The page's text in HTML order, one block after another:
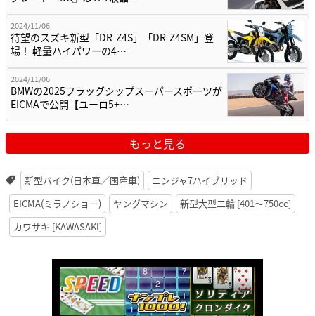
2024/11/06
待望のスズキ新型「DR-Z4S」「DR-Z4SM」登
場！ 軽量ハイパワーの4…
2024/11/06
BMWの2025フラッグシップスーパースポーツが
EICMAで公開【ユーロ5+…
もっと見る
新型バイク(日本車／国産車)
ニンジャ7ハイブリッド
EICMA(ミラノショー)
ヤングマシン
新型大型二輪 [401〜750cc]
カワサキ [KAWASAKI]